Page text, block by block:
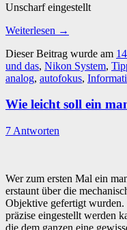
Unscharf eingestellt
Weiterlesen →
Dieser Beitrag wurde am
und das, Nikon System,
analog, autofokus,
Wie leicht soll ein
7 Antworten
Wer zum ersten Mal ein
erstaunt über die
Objektive gefertigt
präzise eingestellt werden